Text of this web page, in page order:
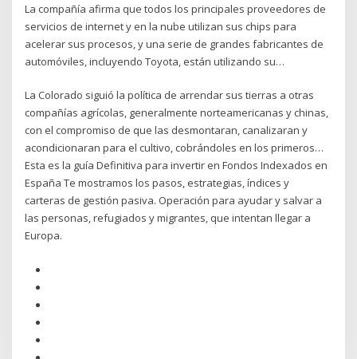
La compañía afirma que todos los principales proveedores de
servicios de internet y en la nube utilizan sus chips para
acelerar sus procesos, y una serie de grandes fabricantes de
automóviles, incluyendo Toyota, están utilizando su…
La Colorado siguió la política de arrendar sus tierras a otras
compañías agrícolas, generalmente norteamericanas y chinas,
con el compromiso de que las desmontaran, canalizaran y
acondicionaran para el cultivo, cobrándoles en los primeros…
Esta es la guía Definitiva para invertir en Fondos Indexados en
España Te mostramos los pasos, estrategias, índices y
carteras de gestión pasiva. Operación para ayudar y salvar a
las personas, refugiados y migrantes, que intentan llegar a
Europa.